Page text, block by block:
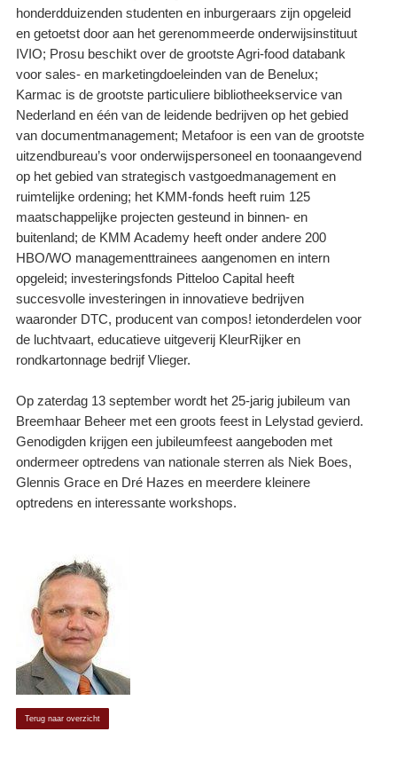
honderdduizenden studenten en inburgeraars zijn opgeleid
en getoetst door aan het gerenommeerde onderwijsinstituut
IVIO; Prosu beschikt over de grootste Agri-food databank
voor sales- en marketingdoeleinden van de Benelux;
Karmac is de grootste particuliere bibliotheekservice van
Nederland en één van de leidende bedrijven op het gebied
van documentmanagement; Metafoor is een van de grootste
uitzendbureau’s voor onderwijspersoneel en toonaangevend
op het gebied van strategisch vastgoedmanagement en
ruimtelijke ordening; het KMM-fonds heeft ruim 125
maatschappelijke projecten gesteund in binnen- en
buitenland; de KMM Academy heeft onder andere 200
HBO/WO managementtrainees aangenomen en intern
opgeleid; investeringsfonds Pitteloo Capital heeft
succesvolle investeringen in innovatieve bedrijven
waaronder DTC, producent van compos! ietonderdelen voor
de luchtvaart, educatieve uitgeverij KleurRijker en
rondkartonnage bedrijf Vlieger.
Op zaterdag 13 september wordt het 25-jarig jubileum van
Breemhaar Beheer met een groots feest in Lelystad gevierd.
Genodigden krijgen een jubileumfeest aangeboden met
ondermeer optredens van nationale sterren als Niek Boes,
Glennis Grace en Dré Hazes en meerdere kleinere
optredens en interessante workshops.
Terug naar overzicht